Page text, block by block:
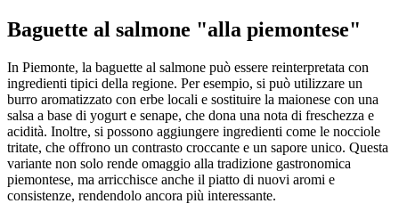
Baguette al salmone "alla piemontese"
In Piemonte, la baguette al salmone può essere reinterpretata con
ingredienti tipici della regione. Per esempio, si può utilizzare un
burro aromatizzato con erbe locali e sostituire la maionese con una
salsa a base di yogurt e senape, che dona una nota di freschezza e
acidità. Inoltre, si possono aggiungere ingredienti come le nocciole
tritate, che offrono un contrasto croccante e un sapore unico. Questa
variante non solo rende omaggio alla tradizione gastronomica
piemontese, ma arricchisce anche il piatto di nuovi aromi e
consistenze, rendendolo ancora più interessante.